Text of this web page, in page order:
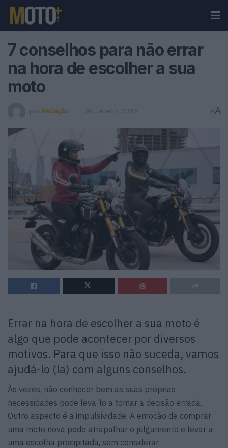
7 conselhos para não errar
na hora de escolher a sua
moto
por Redação 30 Janeiro, 2025 AA
Errar na hora de escolher a sua moto é
algo que pode acontecer por diversos
motivos. Para que isso não suceda, vamos
ajudá-lo (la) com alguns conselhos.
Às vezes, não conhecer bem as suas próprias
necessidades pode levá-lo a tomar a decisão errada.
Outro aspecto é a impulsividade. A emoção de comprar
uma moto nova pode atrapalhar o julgamento e levar a
uma escolha precipitada, sem considerar